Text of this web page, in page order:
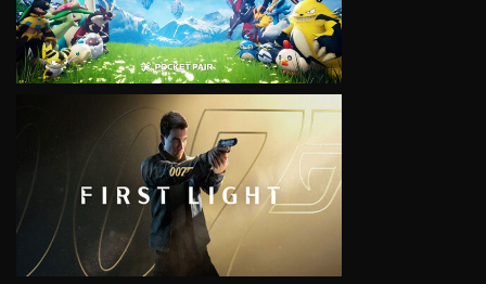
VIEW